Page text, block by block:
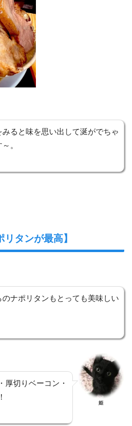
みると味を思い出して涎がでちゃ
。
リタンが最高】
のナポリタンもとっても美味しい
厚切りベーコン・
姫